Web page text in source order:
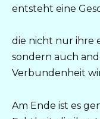
entsteht eine
die nicht nur ihre
sondern auch
Verbundenheit
Am Ende ist es